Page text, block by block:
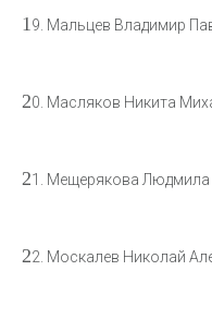
1 9. Мальцев Владимир
20. Масляков Никита
21. Мещерякова Людмила
22. Москалев Николай